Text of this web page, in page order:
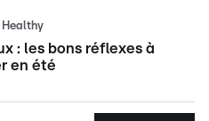
Healthy
: les bons réflexes à
en été